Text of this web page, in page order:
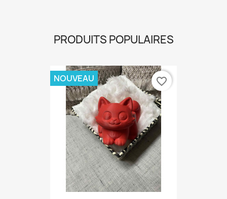
PRODUITS POPULAIRES
NOUVEAU favorite_border